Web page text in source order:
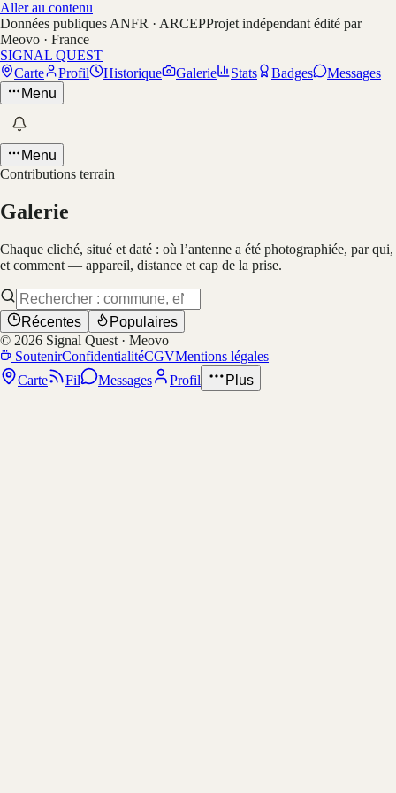
Aller au contenu
Données publiques ANFR · ARCEPProjet indépendant édité par
Meovo · France
SIGNAL QUEST
Carte
Profil Historique Galerie Stats Badges
Messages
Menu
Menu
Contributions terrain
Galerie
Chaque cliché, situé et daté : où l’antenne a été photographiée, par qui,
et comment — appareil, distance et cap de la prise.
Récentes
Populaires
© 2026 Signal Quest · Meovo
SoutenirConfidentialitéCGVMentions légales
Carte
Fil Messages Profil Plus